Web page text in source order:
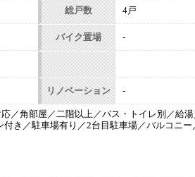
総戸数 4戸
バイク置場 -
リノベーション -
／角部屋／二階以上／バス・トイレ別／給
き／駐車場有り／2台目駐車場／バルコニ